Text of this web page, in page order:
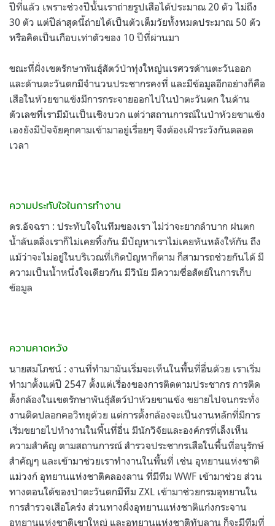
ปีที่แล้ว เพราะช่วงปีนั้นเราถ่ายรูปเสือได้ประมาณ 20 ตัว ไม่ถึง
30 ตัว แต่ปีล่าสุดนี้ถ่ายได้เป็นตัวเต็มวัยทั้งหมดประมาณ 50 ตัว
หรือคิดเป็นเกือบเท่าตัวของ 10 ปีที่ผ่านมา
ขณะที่ฝั่งเขตรักษาพันธุ์สัตว์ป่าทุ่งใหญ่นเรศวรด้านตะวันออก
และด้านตะวันตกมีจำนวนประชากรคงที่ และมีข้อมูลอีกอย่างก็คือ
เสือในห้วยขาแข้งมีการกระจายออกไปในป่าตะวันตก ในด้าน
ตัวเลขที่เรามีมันเป็นเชิงบวก แต่ว่าสถานการณ์ในป่าห้วยขาแข้ง
เองยังมีปัจจัยคุกคามเข้ามาอยู่เรื่อยๆ จึงต้องเฝ้าระวังกันตลอด
เวลา
ความประทับใจในการทำงาน
ดร.อัจฉรา : ประทับใจในทีมของเรา ไม่ว่าจะยากลำบาก ฝนตก
น้ำล้นตลิ่งเราก็ไม่เคยทิ้งกัน มีปัญหาเราไม่เคยหันหลังให้กัน ถึง
แม้ว่าจะไม่อยู่ในบริเวณที่เกิดปัญหาก็ตาม ก็สามารถช่วยกันได้ มี
ความเป็นน้ำหนึ่งใจเดียวกัน มีวินัย มีความซื่อสัตย์ในการเก็บ
ข้อมูล
ความคาดหวัง
นายสมโภชน์ : งานที่ทำมามันเริ่มจะเห็นในพื้นที่อื่นด้วย เราเริ่ม
ทำมาตั้งแต่ปี 2547 ตั้งแต่เรื่องของการติดตามประชากร การติด
ตั้งกล้องในเขตรักษาพันธุ์สัตว์ป่าห้วยขาแข้ง ขยายไปจนกระทั่ง
งานติดปลอกคอวิทยุด้วย แต่การตั้งกล้องจะเป็นงานหลักที่มีการ
เริ่มขยายไปทำงานในพื้นที่อื่น มีนักวิจัยและองค์กรที่เล็งเห็น
ความสำคัญ ตามสถานการณ์ สำรวจประชากรเสือในพื้นที่อนุรักษ์
สำคัญๆ และเข้ามาช่วยเราทำงานในพื้นที่ เช่น อุทยานแห่งชาติ
แม่วงก์ อุทยานแห่งชาติคลองลาน ที่มีทีม WWF เข้ามาช่วย ส่วน
ทางตอนใต้ของป่าตะวันตกมีทีม ZXL เข้ามาช่วยกรมอุทยานใน
การสำรวจเสือโคร่ง ส่วนทางฝั่งอุทยานแห่งชาติแก่งกระจาน
อุทยานแห่งชาติเขาใหญ่ และอุทยานแห่งชาติทับลาน ก็จะมีทีมที่